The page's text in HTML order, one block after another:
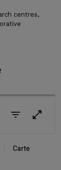
centres,